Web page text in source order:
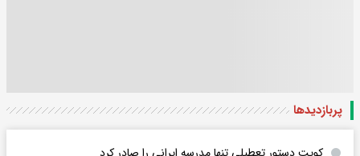
پربازدید‌ها